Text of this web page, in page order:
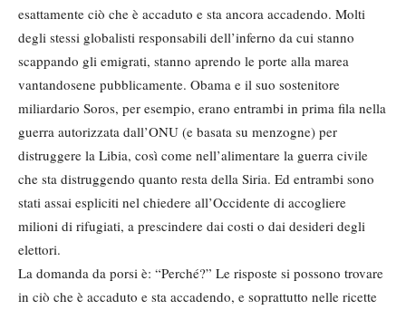
esattamente ciò che è accaduto e sta ancora accadendo. Molti
degli stessi globalisti responsabili dell’inferno da cui stanno
scappando gli emigrati, stanno aprendo le porte alla marea
vantandosene pubblicamente. Obama e il suo sostenitore
miliardario Soros, per esempio, erano entrambi in prima fila nella
guerra autorizzata dall’ONU (e basata su menzogne) per
distruggere la Libia, così come nell’alimentare la guerra civile
che sta distruggendo quanto resta della Siria. Ed entrambi sono
stati assai espliciti nel chiedere all’Occidente di accogliere
milioni di rifugiati, a prescindere dai costi o dai desideri degli
elettori.
La domanda da porsi è: “Perché?” Le risposte si possono trovare
in ciò che è accaduto e sta accadendo, e soprattutto nelle ricette